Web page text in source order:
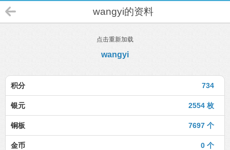
wangyi的资料
点击重新加载
wangyi
734
积分
2554 枚
银元
7697 个
铜板
0 个
金币